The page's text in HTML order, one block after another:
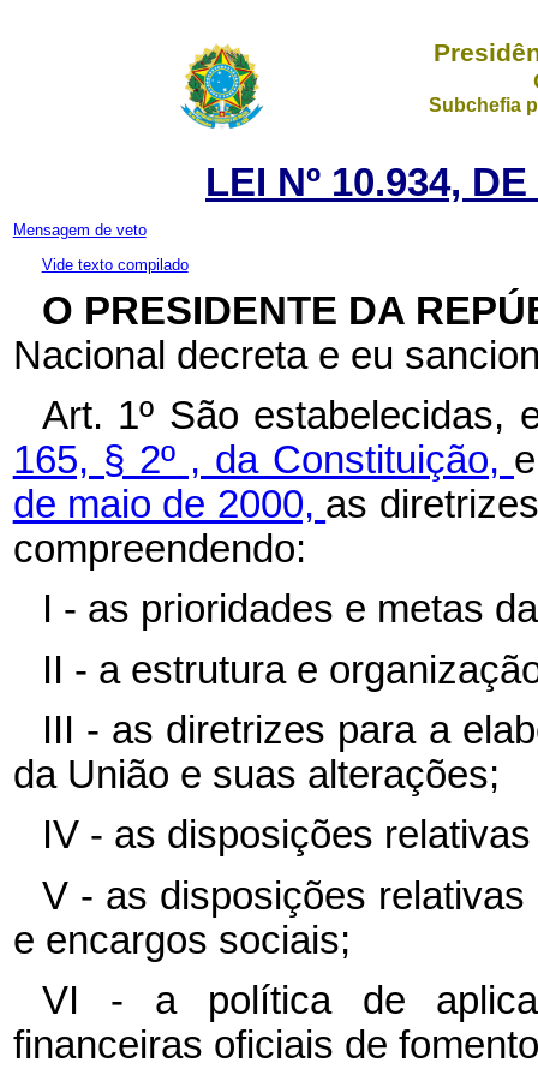
Subchefia
LEI Nº 10.934,
Mensagem de veto
Vide texto compilado
O PRESIDENTE DA
Nacional decreta e eu
Art. 1º São estabelecidas,
165, § 2º , da Constituição,
de maio de 2000, as
compreendendo:
I - as prioridades e metas
II - a estrutura e
III - as diretrizes para a
da União e suas alterações;
IV - as disposições
V - as disposições
e encargos sociais;
VI - a política de
financeiras oficiais de